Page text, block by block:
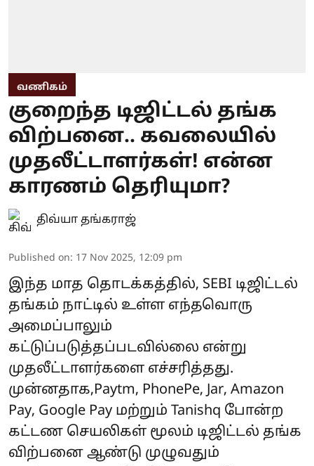
வணிகம்
குறைந்த டிஜிட்டல் தங்க
விற்பனை.. கவலையில்
முதலீட்டாளர்கள்! என்ன
காரணம் தெரியுமா?
திவ்யா தங்கராஜ்
Published on: 17 Nov 2025, 12:09 pm
இந்த மாத தொடக்கத்தில், SEBI டிஜிட்டல்
தங்கம் நாட்டில் உள்ள எந்தவொரு
அமைப்பாலும்
கட்டுப்படுத்தப்படவில்லை என்று
முதலீட்டாளர்களை எச்சரித்தது.
முன்னதாக,Paytm, PhonePe, Jar, Amazon
Pay, Google Pay மற்றும் Tanishq போன்ற
கட்டண செயலிகள் மூலம் டிஜிட்டல் தங்க
விற்பனை ஆண்டு முழுவதும்